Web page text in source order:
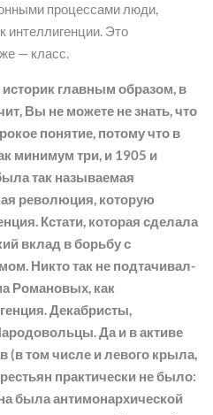
процессами люди,
интеллигенции. Это
— класс.
главным образом, в
Вы не можете не знать, что
понятие, потому что в
минимум три, и 1905 и
так называемая
революция, которую
Кстати, которая сделала
вклад в борьбу с
Никто так не подтачивал-
Романовых, как
Декабристы,
Да и в активе
(в том числе и левого крыла,
практически не было:
была антимонархической